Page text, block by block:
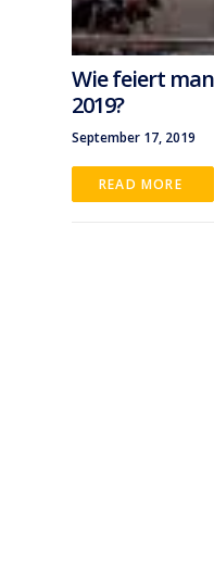
Wie feiert
2019?
September 17, 2019
READ MORE